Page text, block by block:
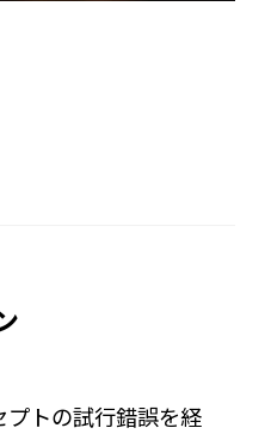
プトの試行錯誤を経